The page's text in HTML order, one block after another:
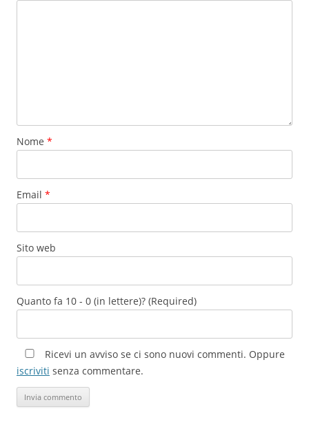
Nome *
Email *
Sito web
Quanto fa 10 - 0 (in lettere)? (Required)
Ricevi un avviso se ci sono nuovi commenti. Oppure
iscriviti senza commentare.